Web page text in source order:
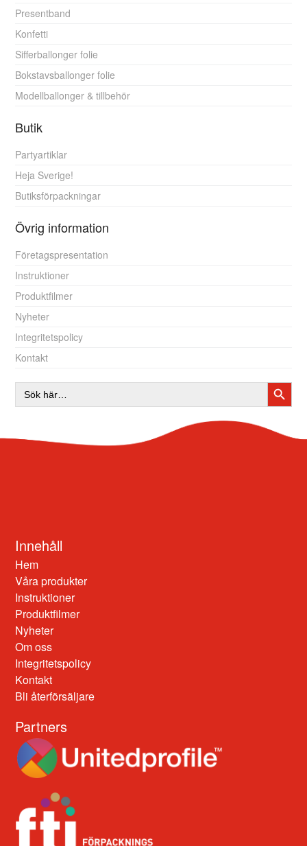
Presentband
Konfetti
Sifferballonger folie
Bokstavsballonger folie
Modellballonger & tillbehör
Butik
Partyartiklar
Heja Sverige!
Butiksförpackningar
Övrig information
Företagspresentation
Instruktioner
Produktfilmer
Nyheter
Integritetspolicy
Kontakt
Sök
efter:
Innehåll
Hem
Våra produkter
Instruktioner
Produktfilmer
Nyheter
Om oss
Integritetspolicy
Kontakt
Bli återförsäljare
Partners